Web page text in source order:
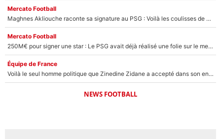
Mercato Football
Maghnes Akliouche raconte sa signature au PSG : Voilà les coulisses de son transfert de rêve à 50M€
Mercato Football
250M€ pour signer une star : Le PSG avait déjà réalisé une folie sur le mercato bien avant Neymar !
Équipe de France
Voilà le seul homme politique que Zinedine Zidane a accepté dans son entourage : «Je garde un très bon souvenir de lui»
NEWS FOOTBALL